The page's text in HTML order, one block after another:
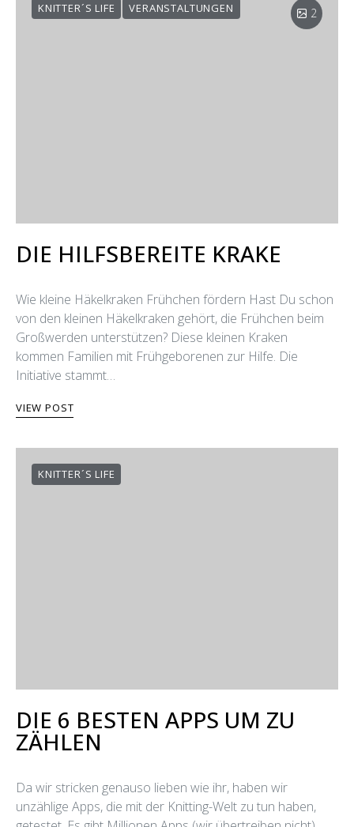
KNITTER´S LIFE VERANSTALTUNGEN 2
DIE HILFSBEREITE KRAKE
Wie kleine Häkelkraken Frühchen fördern Hast Du schon
von den kleinen Häkelkraken gehört, die Frühchen beim
Großwerden unterstützen? Diese kleinen Kraken
kommen Familien mit Frühgeborenen zur Hilfe. Die
Initiative stammt…
VIEW POST
KNITTER´S LIFE
DIE 6 BESTEN APPS UM ZU
ZÄHLEN
Da wir stricken genauso lieben wie ihr, haben wir
unzählige Apps, die mit der Knitting-Welt zu tun haben,